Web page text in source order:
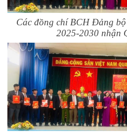
Các đồng chí BCH Đảng
2025-2030 nhận